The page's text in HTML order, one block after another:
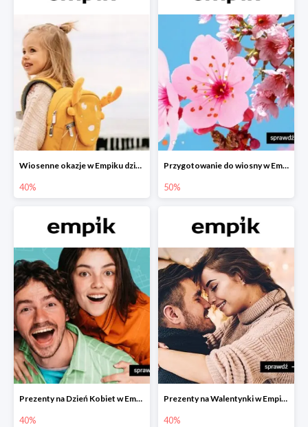
Wiosenne okazje w Empiku dziecko w podróży do -40%
40%
Przygotowanie do wiosny w Empiku - setki produktów do -50%
50%
Prezenty na Dzień Kobiet w Empiku do -40%
40%
Prezenty na Walentynki w Empiku do -40%
40%